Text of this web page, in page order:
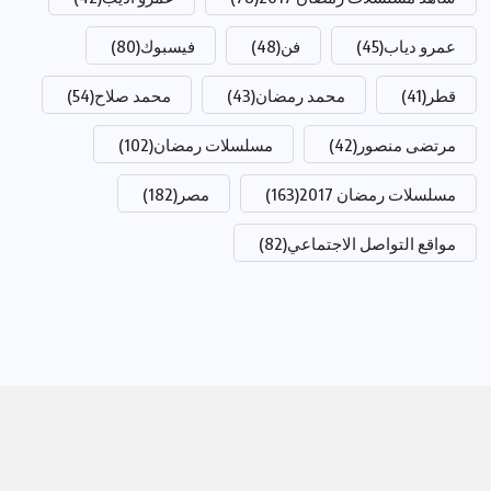
عمرو دياب(45) فن(48) فيسبوك(80)
قطر (41) محمد رمضان(43) محمد صلاح(54)
مرتضى منصور (42) مسلسلات رمضان(102)
مسلسلات رمضان 2017 (163) مصر (182)
مواقع التواصل الاجتماعي(82)